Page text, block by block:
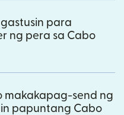
para
ng pera sa Cabo
makakapag-send ng
papuntang Cabo